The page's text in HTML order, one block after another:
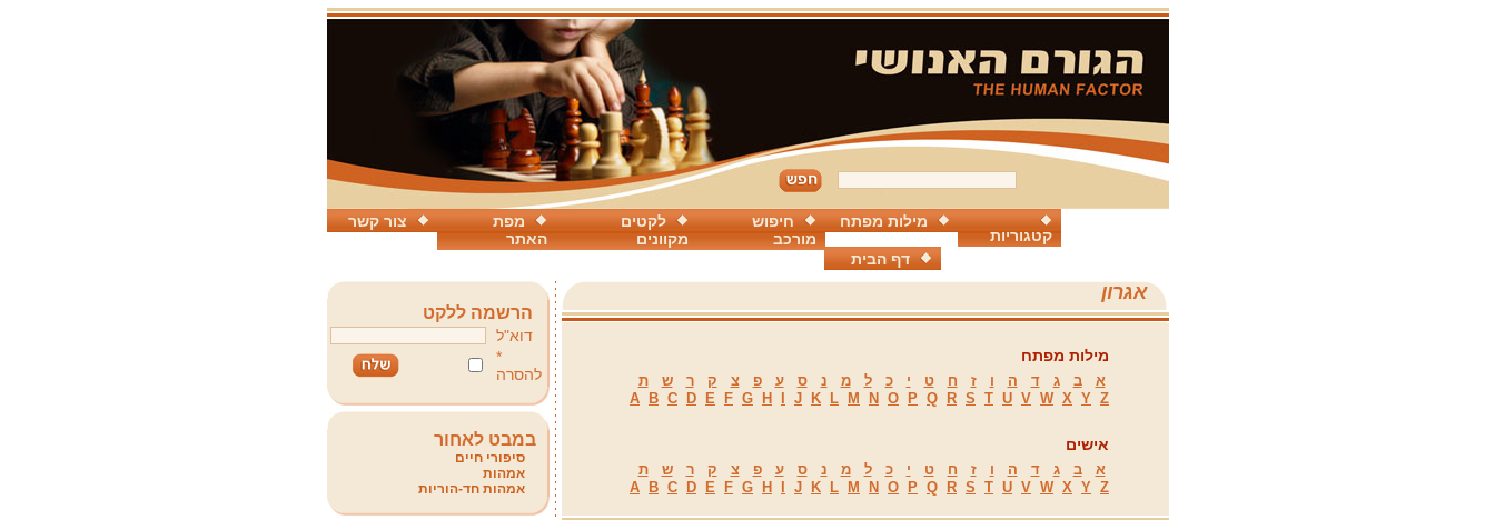
צור קשר
מפת
האתר
לקטים
מקוונים
חיפוש
מורכב
מילות מפתח
קטגוריות
דף הבית
אגרון
מילות מפתח
א ב ג ד ה ו ז ח ט י כ ל מ נ ס ע פ צ ק ר ש
ת
A
B C D E F G H J K L M N O P Q R S T U V W X Y Z
אישים
א ב ג ד ה ו ז ח ט י כ ל מ נ ס ע פ צ ק ר ש
ת
A
B C D E F G H J K L M N O P Q R S T U V W X Y Z
הרשמה ללקט
דוא"ל
*
להסרה
במבט לאחור
סיפורי חיים
אמהות
אמהות חד-הוריות